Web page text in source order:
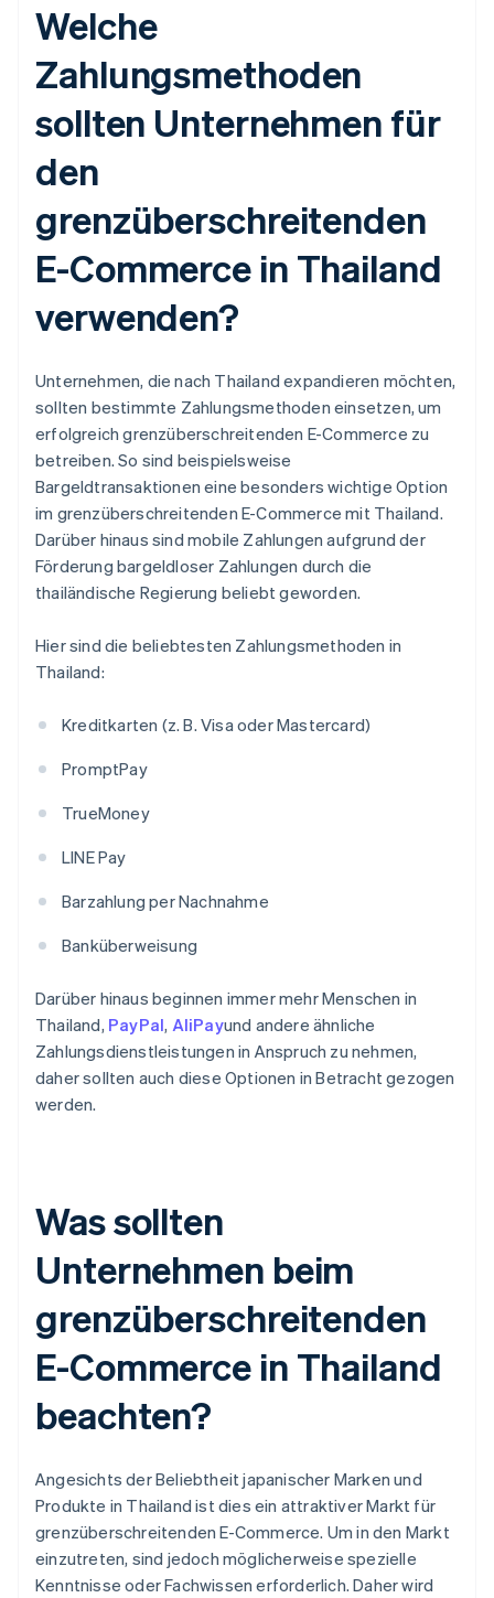
Welche
Zahlungsmethoden
sollten Unternehmen für
den
grenzüberschreitenden
E-Commerce in Thailand
verwenden?
Unternehmen, die nach Thailand expandieren möchten,
sollten bestimmte Zahlungsmethoden einsetzen, um
erfolgreich grenzüberschreitenden E-Commerce zu
betreiben. So sind beispielsweise
Bargeldtransaktionen eine besonders wichtige Option
im grenzüberschreitenden E-Commerce mit Thailand.
Darüber hinaus sind mobile Zahlungen aufgrund der
Förderung bargeldloser Zahlungen durch die
thailändische Regierung beliebt geworden.
Hier sind die beliebtesten Zahlungsmethoden in
Thailand:
Kreditkarten (z. B. Visa oder Mastercard)
PromptPay
TrueMoney
LINE Pay
Barzahlung per Nachnahme
Banküberweisung
Darüber hinaus beginnen immer mehr Menschen in
Thailand, PayPal, AliPayund andere ähnliche
Zahlungsdienstleistungen in Anspruch zu nehmen,
daher sollten auch diese Optionen in Betracht gezogen
werden.
Was sollten
Unternehmen beim
grenzüberschreitenden
E-Commerce in Thailand
beachten?
Angesichts der Beliebtheit japanischer Marken und
Produkte in Thailand ist dies ein attraktiver Markt für
grenzüberschreitenden E-Commerce. Um in den Markt
einzutreten, sind jedoch möglicherweise spezielle
Kenntnisse oder Fachwissen erforderlich. Daher wird